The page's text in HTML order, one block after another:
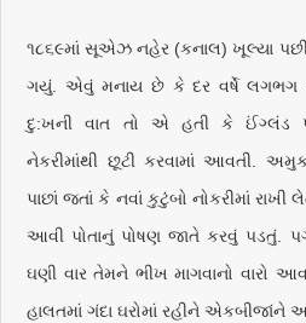
૧૮૬૯માં સૂએઝ નહેર (કનાલ) ખૂલ્યા
ગયું. એવું મનાય છે કે દર વર્ષે
દુ:ખની વાત તો એ હતી કે
નેકરીમાંથી છૂટી કરવામાં આવતી.
પાછાં જતાં કે નવાં કુટુંબો નોકરીમાં
આવી પોતાનું પોષણ જાતે કરવું પડતું.
ઘણી વાર તેમને ભીખ માગવાનો વારો
હાલતમાં ગંદા ઘરોમાં રહીને એકબીજાંને